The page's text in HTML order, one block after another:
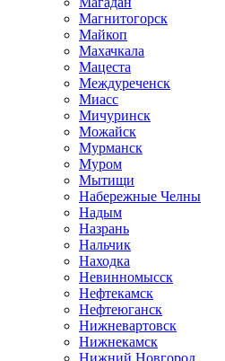
Магнитогорск
Майкоп
Махачкала
Мацеста
Междуреченск
Миасс
Мичуринск
Можайск
Мурманск
Муром
Мытищи
Набережные Челны
Надым
Назрань
Нальчик
Находка
Невинномысск
Нефтекамск
Нефтеюганск
Нижневартовск
Нижнекамск
Нижний Новгород